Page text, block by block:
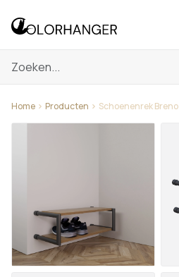
Home Producten Schoenenrek Breno